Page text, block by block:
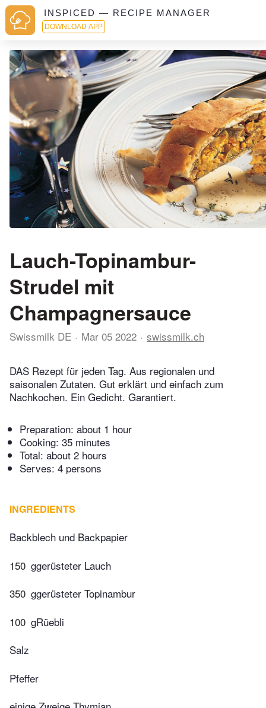
INSPICED — RECIPE MANAGER
DOWNLOAD APP
Lauch-Topinambur-
Strudel mit
Champagnersauce
Swissmilk DE Mar 05 2022 swissmilk.ch
DAS Rezept für jeden Tag. Aus regionalen und
saisonalen Zutaten. Gut erklärt und einfach zum
Nachkochen. Ein Gedicht. Garantiert.
Preparation: about 1 hour
Cooking: 35 minutes
Total: about 2 hours
Serves: 4 persons
INGREDIENTS
Backblech und Backpapier
150 ggerüsteter Lauch
350 ggerüsteter Topinambur
100 gRüebli
Salz
Pfeffer